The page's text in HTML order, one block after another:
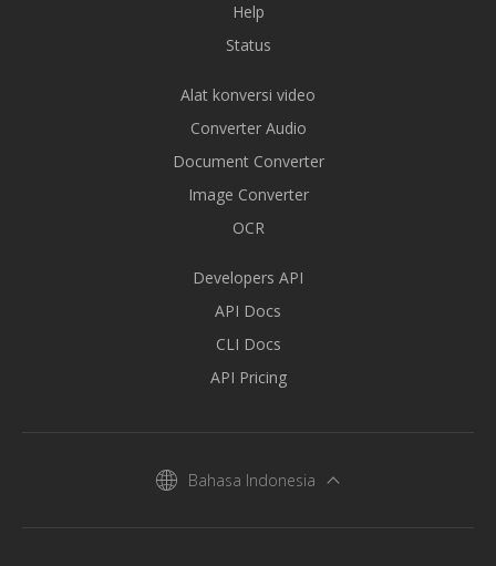
Help
Status
Alat konversi video
Converter Audio
Document Converter
Image Converter
OCR
Developers API
API Docs
CLI Docs
API Pricing
Bahasa Indonesia